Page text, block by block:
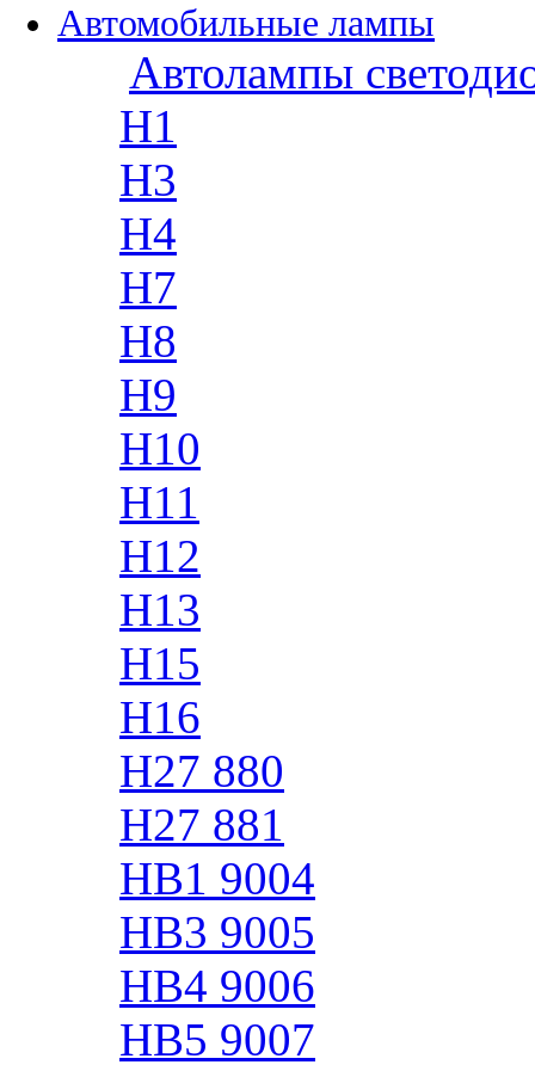
Автомобильные лампы
Автолампы
H1
H3
H4
H7
H8
H9
H10
H11
H12
H13
H15
H16
H27 880
H27 881
HB1 9004
HB3 9005
HB4 9006
HB5 9007